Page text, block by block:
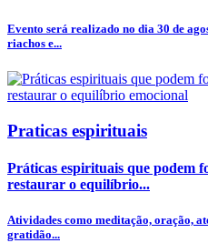
Evento será realizado no dia 30 de
riachos e...
Praticas espirituais
Práticas espirituais que podem
restaurar o equilíbrio...
Atividades como meditação, oração,
gratidão...